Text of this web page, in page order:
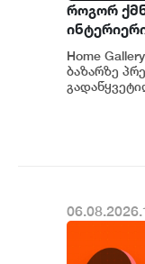
როგორ
Home
ბაზარზე